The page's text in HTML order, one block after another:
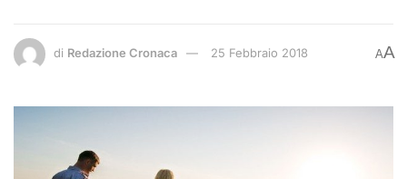
di Redazione Cronaca 25 Febbraio 2018 AA